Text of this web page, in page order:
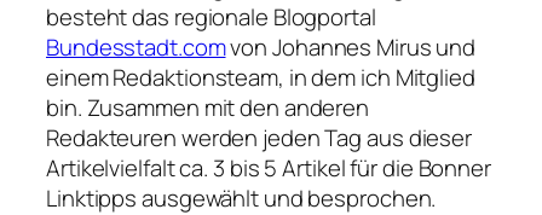
besteht das regionale Blogportal
Bundesstadt.comvon Johannes Mirus und
einem Redaktionsteam, in dem ich Mitglied
bin. Zusammen mit den anderen
Redakteuren werden jeden Tag aus dieser
Artikelvielfalt ca. 3 bis 5 Artikel für die Bonner
Linktipps ausgewählt und besprochen.